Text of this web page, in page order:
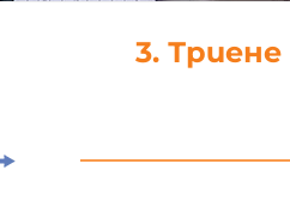
4. Капка-